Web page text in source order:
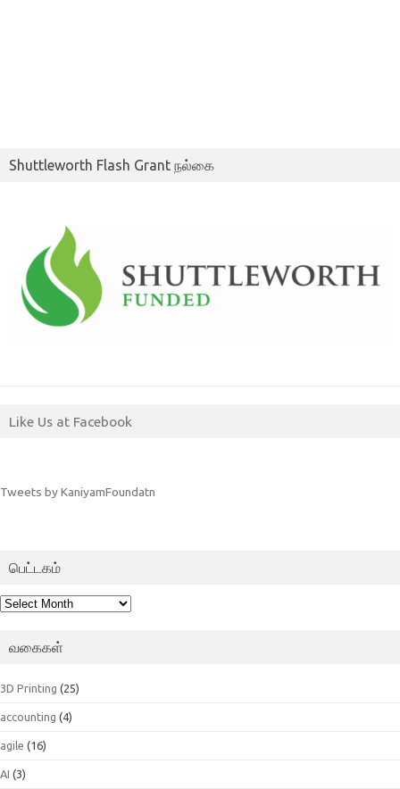
Shuttleworth Flash Grant நல்கை
Like Us at Facebook
Tweets by KaniyamFoundatn
பெட்டகம்
பெட்டகம்
வகைகள்
3D Printing (25)
accounting (4)
agile (16)
AI (3)